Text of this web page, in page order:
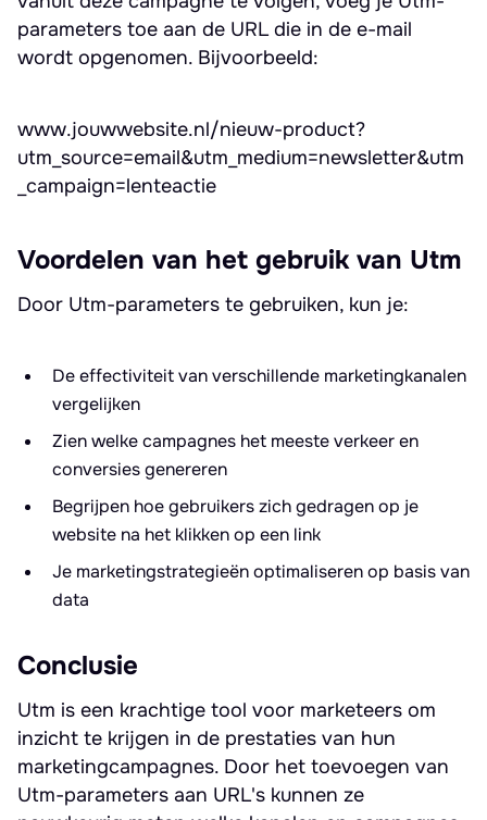
parameters toe aan de URL die in de e-mail
wordt opgenomen. Bijvoorbeeld:
www.jouwwebsite.nl/nieuw-product?
utm_source=email&utm_medium=newsletter&utm
_campaign=lenteactie
Voordelen van het gebruik van Utm
Door Utm-parameters te gebruiken, kun je:
De effectiviteit van verschillende marketingkanalen
vergelijken
Zien welke campagnes het meeste verkeer en
conversies genereren
Begrijpen hoe gebruikers zich gedragen op je
website na het klikken op een link
Je marketingstrategieën optimaliseren op basis van
data
Conclusie
Utm is een krachtige tool voor marketeers om
inzicht te krijgen in de prestaties van hun
marketingcampagnes. Door het toevoegen van
Utm-parameters aan URL's kunnen ze